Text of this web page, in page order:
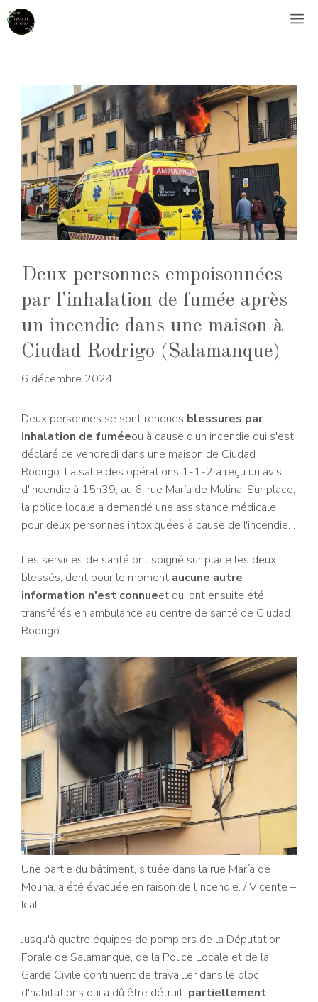
Aller
au
Deux personnes empoisonnées
par l'inhalation de fumée après
un incendie dans une maison à
Ciudad Rodrigo (Salamanque)
6 décembre 2024
Deux personnes se sont rendues blessures par
inhalation de fuméeou à cause d'un incendie qui s'est
déclaré ce vendredi dans une maison de Ciudad
Rodrigo. La salle des opérations 1-1-2 a reçu un avis
d'incendie à 15h39, au 6, rue María de Molina. Sur place,
la police locale a demandé une assistance médicale
pour deux personnes intoxiquées à cause de l'incendie. .
Les services de santé ont soigné sur place les deux
blessés, dont pour le moment aucune autre
information n'est connueet qui ont ensuite été
transférés en ambulance au centre de santé de Ciudad
Rodrigo.
Une partie du bâtiment, située dans la rue María de
Molina, a été évacuée en raison de l'incendie. / Vicente –
Ical
Jusqu'à quatre équipes de pompiers de la Députation
Forale de Salamanque, de la Police Locale et de la
Garde Civile continuent de travailler dans le bloc
d'habitations qui a dû être détruit. partiellement